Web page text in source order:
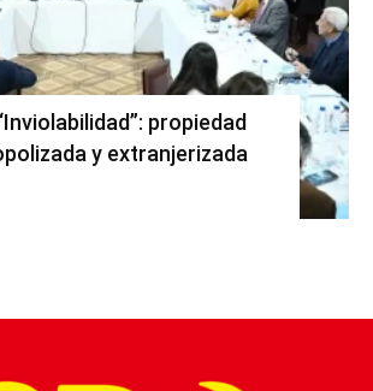
propiedad
y extranjerizada